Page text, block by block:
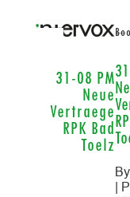
31-08 PM
Neue
Vertraege
RPK Bad
Toelz
←
By
|